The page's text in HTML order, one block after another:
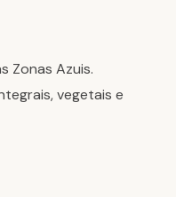
Zonas Azuis.
vegetais e